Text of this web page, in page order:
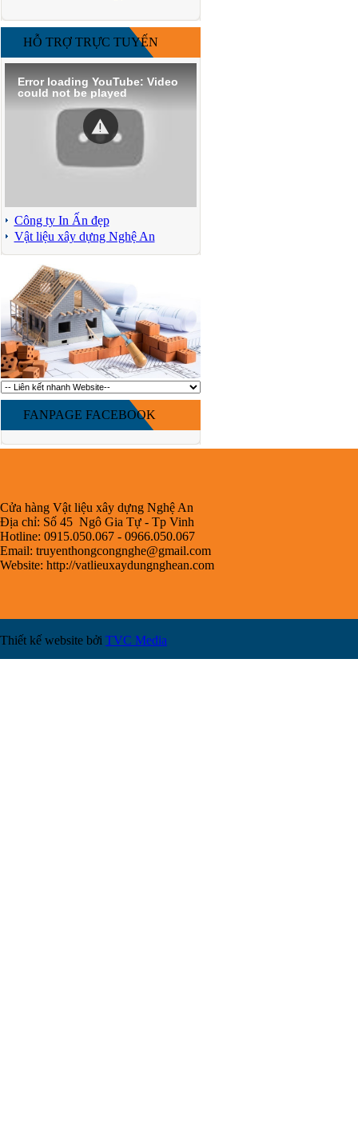
HỖ TRỢ TRỰC TUYẾN
Error loading YouTube: Video
could not be played
Công ty In Ấn đẹp
Vật liệu xây dựng Nghệ An
FANPAGE FACEBOOK
Cửa hàng Vật liệu xây dựng Nghệ An
Địa chỉ: Số 45 Ngô Gia Tự - Tp Vinh
Hotline: 0915.050.067 - 0966.050.067
Email: truyenthongcongnghe@gmail.com
Website: http://vatlieuxaydungnghean.com
Thiết kế website bởi TVC Media